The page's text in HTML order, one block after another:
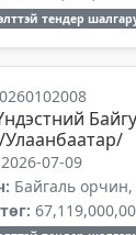
тендер
Улаанбаатар/
2026-07-09
Байгаль